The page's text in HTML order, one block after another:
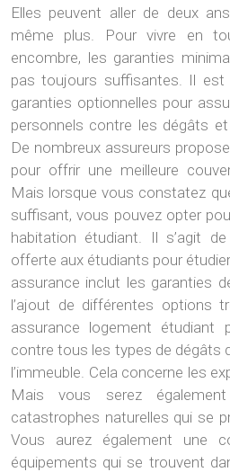
Elles peuvent aller de deux
même plus. Pour vivre en
encombre, les garanties
pas toujours suffisantes. Il est
garanties optionnelles pour
personnels contre les dégâts
De nombreux assureurs
pour offrir une meilleure
Mais lorsque vous constatez
suffisant, vous pouvez opter
habitation étudiant. Il s’agit
offerte aux étudiants pour
assurance inclut les garanties
l’ajout de différentes options
assurance logement étudiant
contre tous les types de dégâts
l’immeuble. Cela concerne les
Mais vous serez
catastrophes naturelles qui se
Vous aurez également une
équipements qui se trouvent